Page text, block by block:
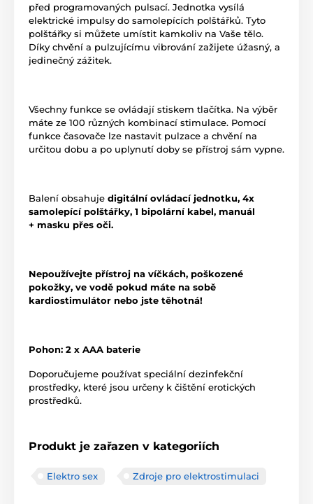
před programovaných pulsací. Jednotka vysílá
elektrické impulsy do samolepících polštářků. Tyto
polštářky si můžete umístit kamkoliv na Vaše tělo.
Díky chvění a pulzujícímu vibrování zažijete úžasný, a
jedinečný zážitek.
Všechny funkce se ovládají stiskem tlačítka. Na výběr
máte ze 100 různých kombinací stimulace. Pomocí
funkce časovače lze nastavit pulzace a chvění na
určitou dobu a po uplynutí doby se přístroj sám vypne.
Balení obsahuje digitální ovládací jednotku, 4x
samolepící polštářky, 1 bipolární kabel, manuál
+ masku přes oči.
Nepoužívejte přístroj na víčkách, poškozené
pokožky, ve vodě pokud máte na sobě
kardiostimulátor nebo jste těhotná!
Pohon: 2 x AAA baterie
Doporučujeme používat speciální dezinfekční
prostředky, které jsou určeny k čištění erotických
prostředků.
Produkt je zařazen v kategoriích
Elektro sex Zdroje pro elektrostimulaci